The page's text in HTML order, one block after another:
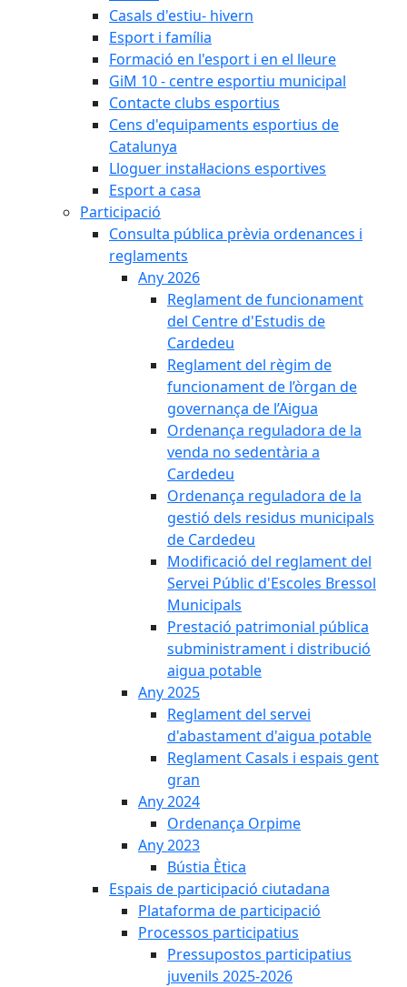
Casals d'estiu- hivern
Esport i família
Formació en l'esport i en el lleure
GiM 10 - centre esportiu municipal
Contacte clubs esportius
Cens d'equipaments esportius de
Catalunya
Lloguer instal·lacions esportives
Esport a casa
Participació
Consulta pública prèvia ordenances i
reglaments
Any 2026
Reglament de funcionament
del Centre d'Estudis de
Cardedeu
Reglament del règim de
funcionament de l’òrgan de
governança de l’Aigua
Ordenança reguladora de la
venda no sedentària a
Cardedeu
Ordenança reguladora de la
gestió dels residus municipals
de Cardedeu
Modificació del reglament del
Servei Públic d'Escoles Bressol
Municipals
Prestació patrimonial pública
subministrament i distribució
aigua potable
Any 2025
Reglament del servei
d'abastament d'aigua potable
Reglament Casals i espais gent
gran
Any 2024
Ordenança Orpime
Any 2023
Bústia Ètica
Espais de participació ciutadana
Plataforma de participació
Processos participatius
Pressupostos participatius
juvenils 2025-2026